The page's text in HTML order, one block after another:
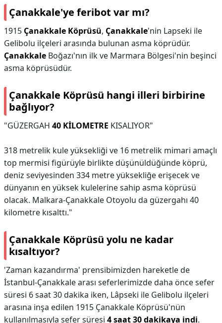
Çanakkale'ye feribot var mı?
1915 Çanakkale Köprüsü, Çanakkale'nin Lapseki ile
Gelibolu ilçeleri arasında bulunan asma köprüdür.
Çanakkale Boğazı'nın ilk ve Marmara Bölgesi'nin beşinci
asma köprüsüdür.
Çanakkale Köprüsü hangi illeri birbirine
bağlıyor?
"GÜZERGAH 40 KİLOMETRE KISALIYOR"
318 metrelik kule yüksekliği ve 16 metrelik mimari amaçlı
top mermisi figürüyle birlikte düşünüldüğünde köprü,
deniz seviyesinden 334 metre yüksekliğe erişecek ve
dünyanın en yüksek kulelerine sahip asma köprüsü
olacak. Malkara-Çanakkale Otoyolu da güzergahı 40
kilometre kısalttı."
Çanakkale Köprüsü yolu ne kadar
kısaltıyor?
'Zaman kazandırma' prensibimizden hareketle de
İstanbul-Çanakkale arası seferlerimizde daha önce sefer
süresi 6 saat 30 dakika iken, Lâpseki ile Gelibolu ilçeleri
arasına inşa edilen 1915 Çanakkale Köprüsü'nün
kullanılmasıyla sefer süresi 4 saat 30 dakikaya indi.